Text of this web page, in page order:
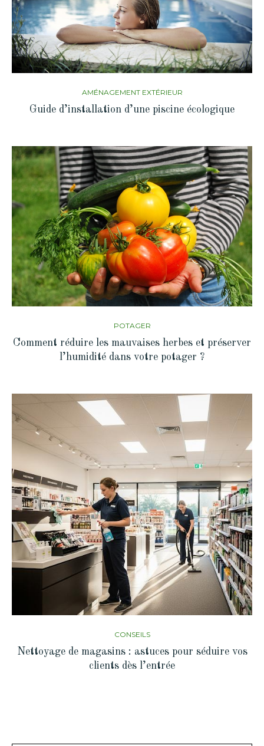
AMÉNAGEMENT EXTÉRIEUR
Guide d’installation d’une piscine écologique
POTAGER
Comment réduire les mauvaises herbes et préserver
l’humidité dans votre potager ?
CONSEILS
Nettoyage de magasins : astuces pour séduire vos
clients dès l’entrée